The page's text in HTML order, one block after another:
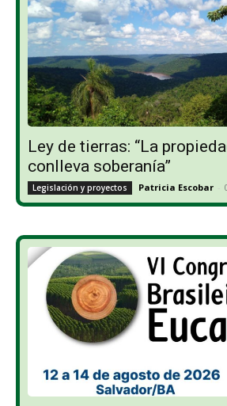
Ley de tierras: “La
conlleva soberanía”
Legislación y proyectos Patricia Escobar -